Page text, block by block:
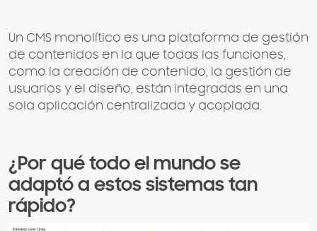
Un CMS monolítico es una plataforma de gestión
de contenidos en la que todas las funciones,
como la creación de contenido, la gestión de
usuarios y el diseño, están integradas en una
sola aplicación centralizada y acoplada.
¿Por qué todo el mundo se
adaptó a estos sistemas tan
rápido?